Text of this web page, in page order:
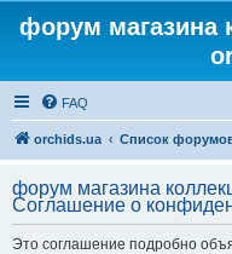
форум магазина
FAQ
orchids.ua Список
форум магазина
Соглашение о
Это соглашение подробно